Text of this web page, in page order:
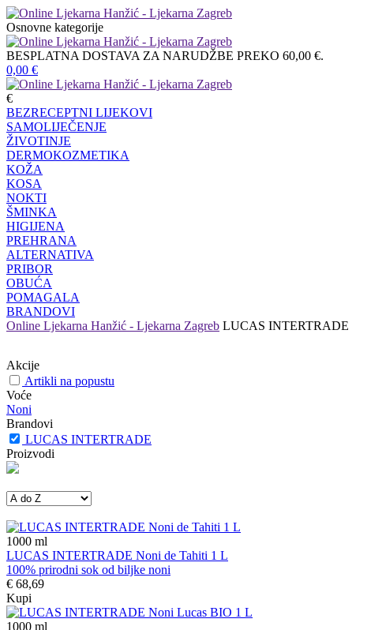
Osnovne kategorije
BESPLATNA DOSTAVA ZA NARUDŽBE PREKO 60,00 €.
0,00 €
€
BEZRECEPTNI LIJEKOVI
SAMOLIJEČENJE
ŽIVOTINJE
DERMOKOZMETIKA
KOŽA
KOSA
NOKTI
ŠMINKA
HIGIJENA
PREHRANA
ALTERNATIVA
PRIBOR
OBUĆA
POMAGALA
BRANDOVI
Online Ljekarna Hanžić - Ljekarna Zagreb LUCAS INTERTRADE
Akcije
Artikli na popustu
Voće
Noni
Brandovi
LUCAS INTERTRADE
Proizvodi
1000 ml
LUCAS INTERTRADE Noni de Tahiti 1 L
100% prirodni sok od biljke noni
€ 68,69
Kupi
1000 ml